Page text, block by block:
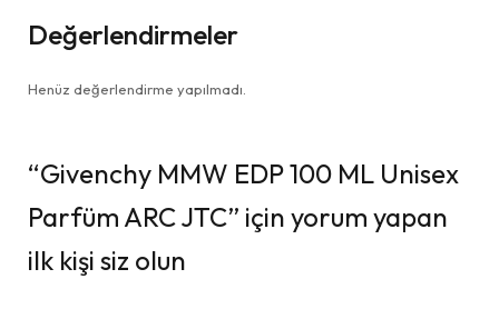
Değerlendirmeler
Henüz değerlendirme yapılmadı.
“Givenchy MMW EDP 100 ML Unisex
Parfüm ARC JTC” için yorum yapan
ilk kişi siz olun